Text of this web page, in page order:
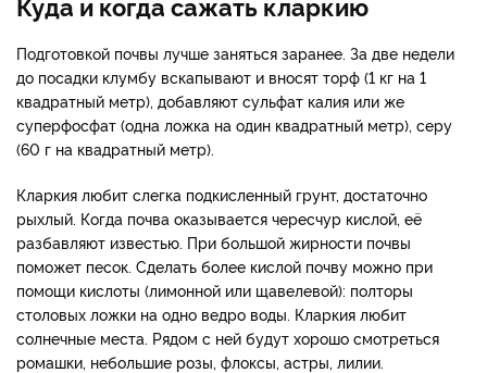
Подготовкой почвы лучше заняться заранее. За две недели
до посадки клумбу вскапывают и вносят торф (1 кг на 1
квадратный метр), добавляют сульфат калия или же
суперфосфат (одна ложка на один квадратный метр), серу
(60 г на квадратный метр).
Кларкия любит слегка подкисленный грунт, достаточно
рыхлый. Когда почва оказывается чересчур кислой, её
разбавляют известью. При большой жирности почвы
поможет песок. Сделать более кислой почву можно при
помощи кислоты (лимонной или щавелевой): полторы
столовых ложки на одно ведро воды. Кларкия любит
солнечные места. Рядом с ней будут хорошо смотреться
ромашки, небольшие розы, флоксы, астры, лилии.